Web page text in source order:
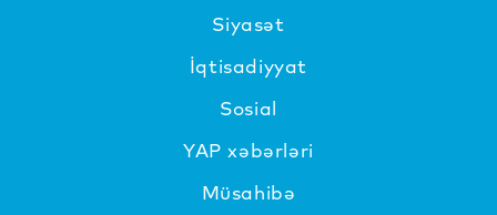
Siyasət
İqtisadiyyat
Sosial
YAP xəbərləri
Müsahibə